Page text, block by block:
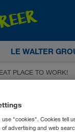
LE WALTER
PLACE TO WORK!
use "cookies". Cookies tell
of advertising and web